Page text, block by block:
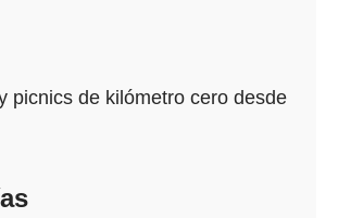
picnics de kilómetro cero desde